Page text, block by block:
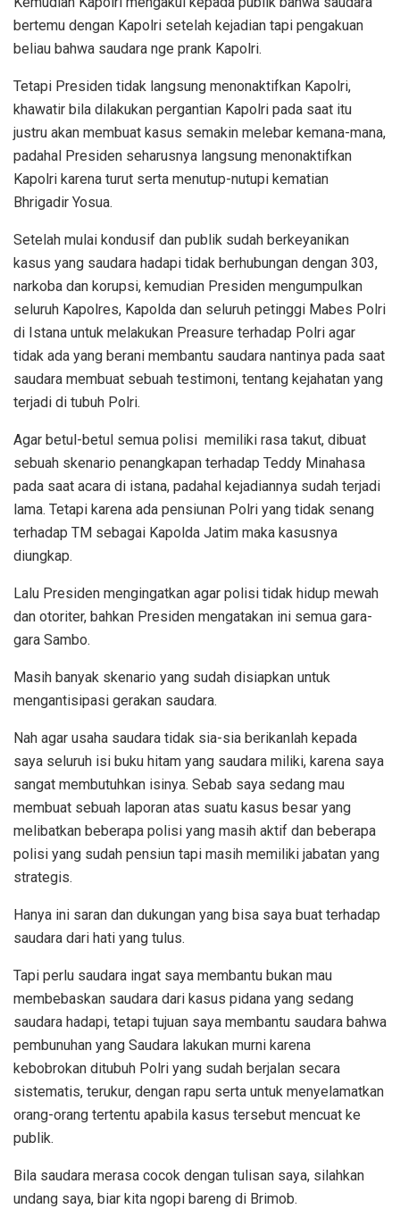
bertemu dengan Kapolri setelah kejadian tapi pengakuan
beliau bahwa saudara nge prank Kapolri.
Tetapi Presiden tidak langsung menonaktifkan Kapolri,
khawatir bila dilakukan pergantian Kapolri pada saat itu
justru akan membuat kasus semakin melebar kemana-mana,
padahal Presiden seharusnya langsung menonaktifkan
Kapolri karena turut serta menutup-nutupi kematian
Bhrigadir Yosua.
Setelah mulai kondusif dan publik sudah berkeyanikan
kasus yang saudara hadapi tidak berhubungan dengan 303,
narkoba dan korupsi, kemudian Presiden mengumpulkan
seluruh Kapolres, Kapolda dan seluruh petinggi Mabes Polri
di Istana untuk melakukan Preasure terhadap Polri agar
tidak ada yang berani membantu saudara nantinya pada saat
saudara membuat sebuah testimoni, tentang kejahatan yang
terjadi di tubuh Polri.
Agar betul-betul semua polisi memiliki rasa takut, dibuat
sebuah skenario penangkapan terhadap Teddy Minahasa
pada saat acara di istana, padahal kejadiannya sudah terjadi
lama. Tetapi karena ada pensiunan Polri yang tidak senang
terhadap TM sebagai Kapolda Jatim maka kasusnya
diungkap.
Lalu Presiden mengingatkan agar polisi tidak hidup mewah
dan otoriter, bahkan Presiden mengatakan ini semua gara-
gara Sambo.
Masih banyak skenario yang sudah disiapkan untuk
mengantisipasi gerakan saudara.
Nah agar usaha saudara tidak sia-sia berikanlah kepada
saya seluruh isi buku hitam yang saudara miliki, karena saya
sangat membutuhkan isinya. Sebab saya sedang mau
membuat sebuah laporan atas suatu kasus besar yang
melibatkan beberapa polisi yang masih aktif dan beberapa
polisi yang sudah pensiun tapi masih memiliki jabatan yang
strategis.
Hanya ini saran dan dukungan yang bisa saya buat terhadap
saudara dari hati yang tulus.
Tapi perlu saudara ingat saya membantu bukan mau
membebaskan saudara dari kasus pidana yang sedang
saudara hadapi, tetapi tujuan saya membantu saudara bahwa
pembunuhan yang Saudara lakukan murni karena
kebobrokan ditubuh Polri yang sudah berjalan secara
sistematis, terukur, dengan rapu serta untuk menyelamatkan
orang-orang tertentu apabila kasus tersebut mencuat ke
publik.
Bila saudara merasa cocok dengan tulisan saya, silahkan
undang saya, biar kita ngopi bareng di Brimob.